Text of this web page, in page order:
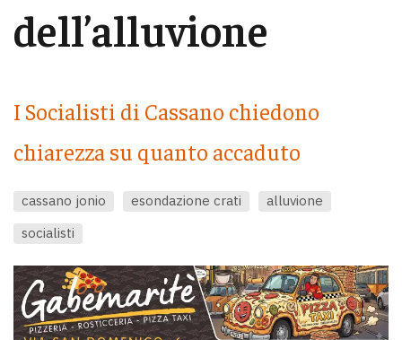
dell’alluvione
I Socialisti di Cassano chiedono
chiarezza su quanto accaduto
cassano jonio esondazione crati
alluvione
socialisti